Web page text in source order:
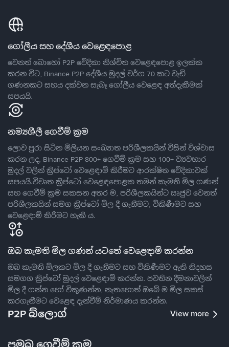
ගෝලීය සහ දේශීය වෙළෙඳපොළ
වෙනත් බොහෝ P2P වේදිකා නිශ්චිත වෙළෙඳපොළ ඉලක්ක
කරන විට, Binance P2P දේශීය මුදල් වර්ග 70 කට වැඩි
ගණනකට සහය දක්වන සැබෑ ගෝලීය වෙළෙඳ අත්දැකීමක්
සපයයි.
නම්‍යශීලී ගෙවීම් ක්‍රම
ලොව පුරා සිටින මිලියන සංඛ්‍යාත පරිශීලකයින් විසින් විශ්වාස
කරන ලද, Binance P2P 800+ ගෙවීම් ක්‍රම සහ 100+ ව්‍යවහාර
මුදල් වලින් ක්‍රිප්ටෝ වෙළෙඳාම් කිරීමට ආරක්ෂිත වේදිකාවක්
සපයයි.විවෘත ක්‍රිප්ටෝ වෙළෙඳපොළක තමන් කැමති මිල ගණන්
සහ ගෙවීම් ක්‍රම සකසන අතර ම, පරිශීලකයින්ට ඍජුව වෙනත්
පරිශීලකයින් සමග ක්‍රිප්ටෝ මිල දී ගැනීමට, විකිණීමට සහ
වෙළෙඳාම් කිරීමට හැකි ය.
ඔබ කැමති මිල ගණන් යටතේ වෙළෙඳාම් කරන්න
ඔබ කැමති මිලකට මිල දී ගැනීමට සහ විකිණීමට ඇති නිදහස
සමගග ක්‍රිප්ටෝ මුදල් වෙළෙඳාම් කරන්න. පවතින දීමනාවලින්
මිල දී ගන්න හෝ විකුණන්න, නැතහොත් ඔබේ ම මිල සකස්
කරගැනීමට වෙළෙඳ දැන්වීම් නිර්මාණය කරන්න.
P2P බ්ලොග් View more